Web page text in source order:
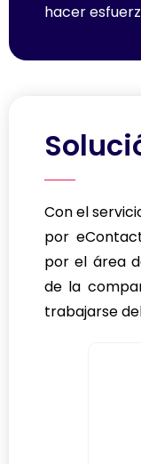
hacer
Con el
por
por el área
de la
trabajarse